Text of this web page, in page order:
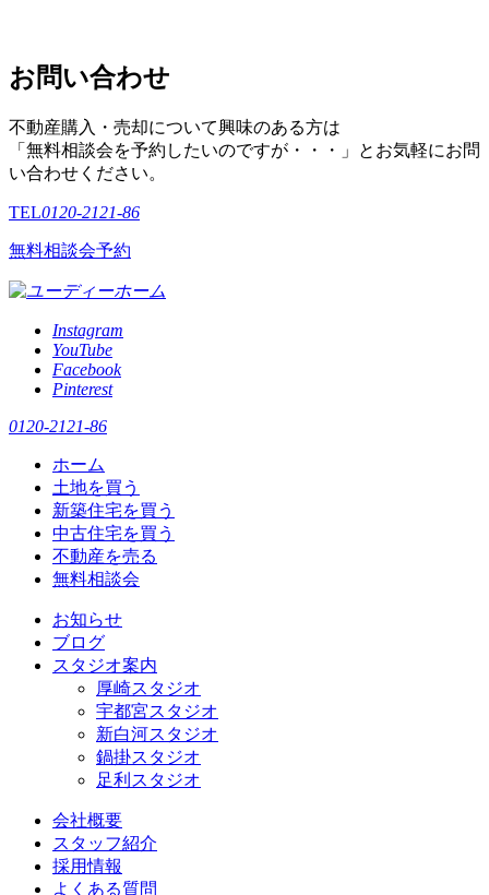
お問い合わせ
不動産購入・売却について興味のある方は
「無料相談会を予約したいのですが・・・」とお気軽にお問
い合わせください。
TEL0120-2121-86
無料相談会予約
Instagram
YouTube
Facebook
Pinterest
0120-2121-86
ホーム
土地を買う
新築住宅を買う
中古住宅を買う
不動産を売る
無料相談会
お知らせ
ブログ
スタジオ案内
厚崎スタジオ
宇都宮スタジオ
新白河スタジオ
鍋掛スタジオ
足利スタジオ
会社概要
スタッフ紹介
採用情報
よくある質問